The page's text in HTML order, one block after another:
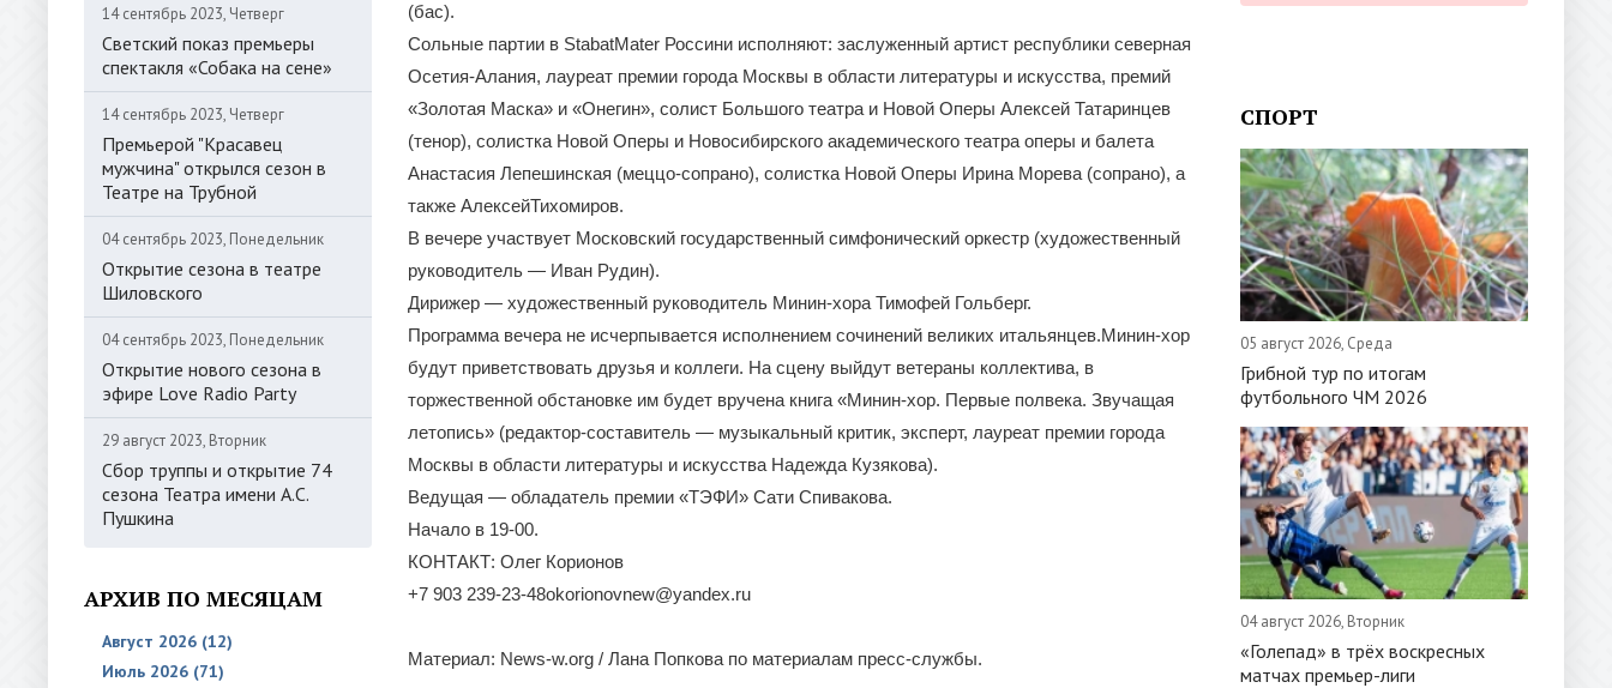
14 сентябрь 2023, Четверг
Светский показ премьеры
спектакля «Собака на сене»
14 сентябрь 2023, Четверг
Премьерой "Красавец
мужчина" открылся сезон в
Театре на Трубной
04 сентябрь 2023, Понедельник
Открытие сезона в театре
Шиловского
04 сентябрь 2023, Понедельник
Открытие нового сезона в
эфире Love Radio Party
29 август 2023, Вторник
Сбор труппы и открытие 74
сезона Театра имени А.С.
Пушкина
АРХИВ ПО МЕСЯЦАМ
Август 2026 (12)
Июль 2026 (71)
(бас).
Сольные партии в StabatMater Россини исполняют: заслуженный артист республики северная
Осетия-Алания, лауреат премии города Москвы в области литературы и искусства, премий
«Золотая Маска» и «Онегин», солист Большого театра и Новой Оперы Алексей Татаринцев
(тенор), солистка Новой Оперы и Новосибирского академического театра оперы и балета
Анастасия Лепешинская (меццо-сопрано), солистка Новой Оперы Ирина Морева (сопрано), а
также АлексейТихомиров.
В вечере участвует Московский государственный симфонический оркестр (художественный
руководитель — Иван Рудин).
Дирижер — художественный руководитель Минин-хора Тимофей Гольберг.
Программа вечера не исчерпывается исполнением сочинений великих итальянцев.Минин-хор
будут приветствовать друзья и коллеги. На сцену выйдут ветераны коллектива, в
торжественной обстановке им будет вручена книга «Минин-хор. Первые полвека. Звучащая
летопись» (редактор-составитель — музыкальный критик, эксперт, лауреат премии города
Москвы в области литературы и искусства Надежда Кузякова).
Ведущая — обладатель премии «ТЭФИ» Сати Спивакова.
Начало в 19-00.
КОНТАКТ: Олег Корионов
+7 903 239-23-48okorionovnew@yandex.ru
Материал: News-w.org / Лана Попкова по материалам пресс-службы.
СПОРТ
05 август 2026, Среда
Грибной тур по итогам
футбольного ЧМ 2026
04 август 2026, Вторник
«Голепад» в трёх воскресных
матчах премьер-лиги